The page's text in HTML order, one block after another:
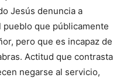
Jesús denuncia a
que públicamente
pero que es incapaz de
Actitud que contrasta
negarse al servicio,